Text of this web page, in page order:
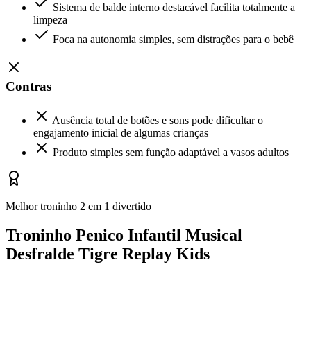
Sistema de balde interno destacável facilita totalmente a
limpeza
Foca na autonomia simples, sem distrações para o bebê
Contras
Ausência total de botões e sons pode dificultar o
engajamento inicial de algumas crianças
Produto simples sem função adaptável a vasos adultos
Melhor troninho 2 em 1 divertido
Troninho Penico Infantil Musical
Desfralde Tigre Replay Kids